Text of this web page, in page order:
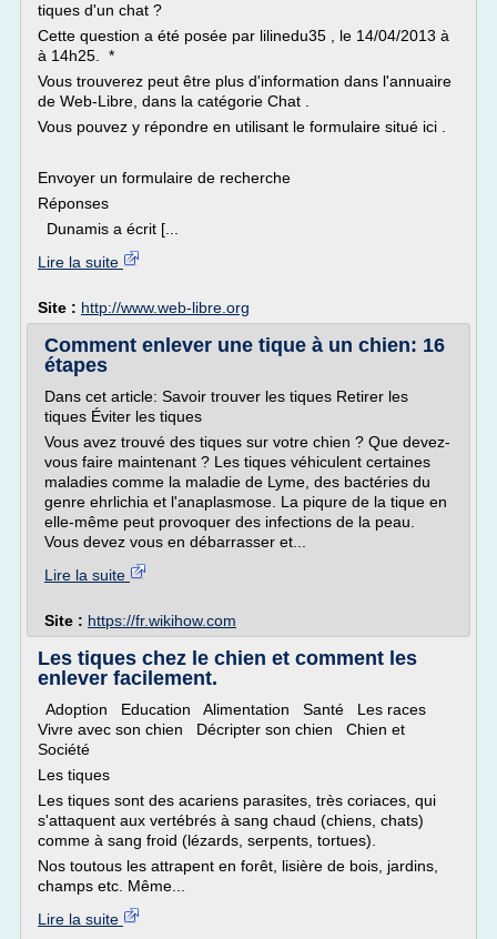
tiques d'un chat ?
Cette question a été posée par lilinedu35 , le 14/04/2013 à
à 14h25. *
Vous trouverez peut être plus d'information dans l'annuaire
de Web-Libre, dans la catégorie Chat .
Vous pouvez y répondre en utilisant le formulaire situé ici .
Envoyer un formulaire de recherche
Réponses
Dunamis a écrit [...
Lire la suite
Site : http://www.web-libre.org
Comment enlever une tique à un chien: 16
étapes
Dans cet article: Savoir trouver les tiques Retirer les
tiques Éviter les tiques
Vous avez trouvé des tiques sur votre chien ? Que devez-
vous faire maintenant ? Les tiques véhiculent certaines
maladies comme la maladie de Lyme, des bactéries du
genre ehrlichia et l'anaplasmose. La piqure de la tique en
elle-même peut provoquer des infections de la peau.
Vous devez vous en débarrasser et...
Lire la suite
Site : https://fr.wikihow.com
Les tiques chez le chien et comment les
enlever facilement.
Adoption Education Alimentation Santé Les races
Vivre avec son chien Décripter son chien Chien et
Société
Les tiques
Les tiques sont des acariens parasites, très coriaces, qui
s'attaquent aux vertébrés à sang chaud (chiens, chats)
comme à sang froid (lézards, serpents, tortues).
Nos toutous les attrapent en forêt, lisière de bois, jardins,
champs etc. Même...
Lire la suite